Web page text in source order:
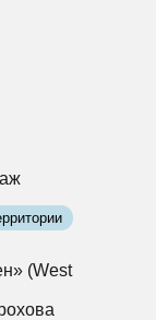
(West